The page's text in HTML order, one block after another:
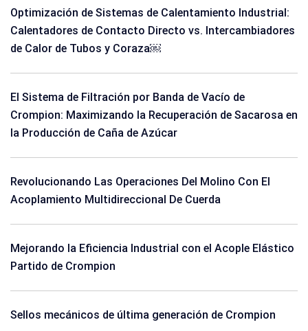
Optimización de Sistemas de Calentamiento Industrial:
Calentadores de Contacto Directo vs. Intercambiadores
de Calor de Tubos y Coraza￼
El Sistema de Filtración por Banda de Vacío de
Crompion: Maximizando la Recuperación de Sacarosa en
la Producción de Caña de Azúcar
Revolucionando Las Operaciones Del Molino Con El
Acoplamiento Multidireccional De Cuerda
Mejorando la Eficiencia Industrial con el Acople Elástico
Partido de Crompion
Sellos mecánicos de última generación de Crompion